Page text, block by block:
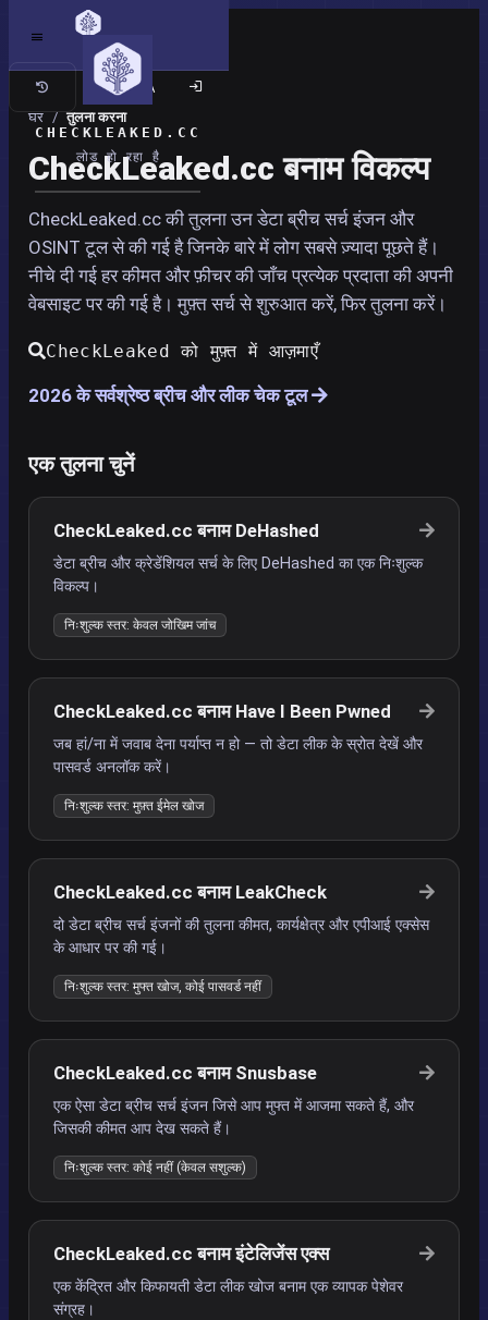
CHECKLEAKED.CC
लोड हो रहा है
क्लासिक साइट
घर / तुलना करना
CheckLeaked.cc बनाम विकल्प
CheckLeaked.cc की तुलना उन डेटा ब्रीच सर्च इंजन और
OSINT टूल से की गई है जिनके बारे में लोग सबसे ज़्यादा पूछते हैं।
नीचे दी गई हर कीमत और फ़ीचर की जाँच प्रत्येक प्रदाता की अपनी
वेबसाइट पर की गई है। मुफ़्त सर्च से शुरुआत करें, फिर तुलना करें।
CheckLeaked को मुफ़्त में आज़माएँ
2026 के सर्वश्रेष्ठ ब्रीच और लीक चेक टूल
एक तुलना चुनें
CheckLeaked.cc बनाम DeHashed
डेटा ब्रीच और क्रेडेंशियल सर्च के लिए DeHashed का एक निःशुल्क
विकल्प।
निःशुल्क स्तर: केवल जोखिम जांच
CheckLeaked.cc बनाम Have I Been Pwned
जब हां/ना में जवाब देना पर्याप्त न हो — तो डेटा लीक के स्रोत देखें और
पासवर्ड अनलॉक करें।
निःशुल्क स्तर: मुफ़्त ईमेल खोज
CheckLeaked.cc बनाम LeakCheck
दो डेटा ब्रीच सर्च इंजनों की तुलना कीमत, कार्यक्षेत्र और एपीआई एक्सेस
के आधार पर की गई।
निःशुल्क स्तर: मुफ्त खोज, कोई पासवर्ड नहीं
CheckLeaked.cc बनाम Snusbase
एक ऐसा डेटा ब्रीच सर्च इंजन जिसे आप मुफ्त में आजमा सकते हैं, और
जिसकी कीमत आप देख सकते हैं।
निःशुल्क स्तर: कोई नहीं (केवल सशुल्क)
CheckLeaked.cc बनाम इंटेलिजेंस एक्स
एक केंद्रित और किफायती डेटा लीक खोज बनाम एक व्यापक पेशेवर
संग्रह।